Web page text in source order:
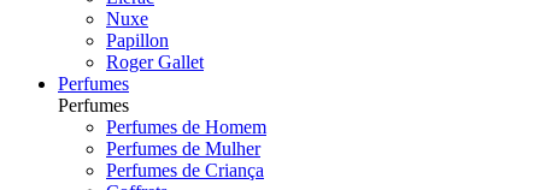
Nuxe
Papillon
Roger Gallet
Perfumes
Perfumes
Perfumes de Homem
Perfumes de Mulher
Perfumes de Criança